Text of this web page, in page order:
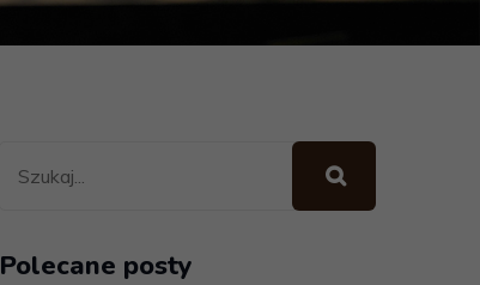
Polecane posty